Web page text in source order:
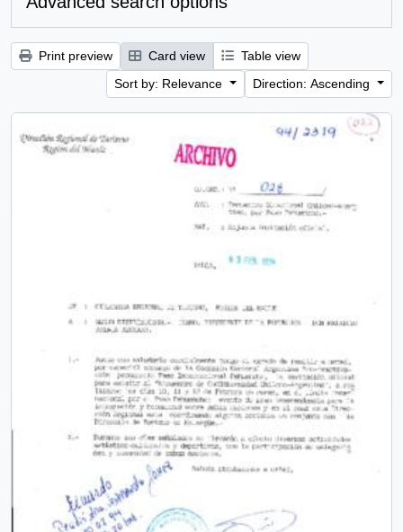
Print preview Card view
Table view
Sort by: Relevance
Direction: Ascending